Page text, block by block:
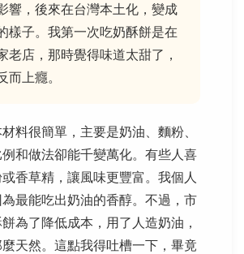
響，後來在台灣本土化，變成
樣子。我第一次吃奶酥餅是在
老店，那時覺得味道太甜了，
而上癮。
料很簡單，主要是奶油、麵粉、
和做法卻能千變萬化。有些人喜
香草精，讓風味更豐富。我個人
最能吃出奶油的香醇。不過，市
為了降低成本，用了人造奶油，
天然。這點我得吐槽一下，畢竟